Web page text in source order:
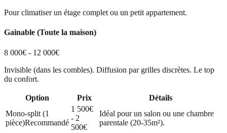
Pour climatiser un étage complet ou un petit appartement.
Gainable (Toute la maison)
8 000€ - 12 000€
Invisible (dans les combles). Diffusion par grilles discrètes. Le top
du confort.
Option Prix
Détails
Mono-split (1
pièce)Recommandé
1 500€
- 2
500€
Idéal pour un salon ou une chambre
parentale (20-35m²).